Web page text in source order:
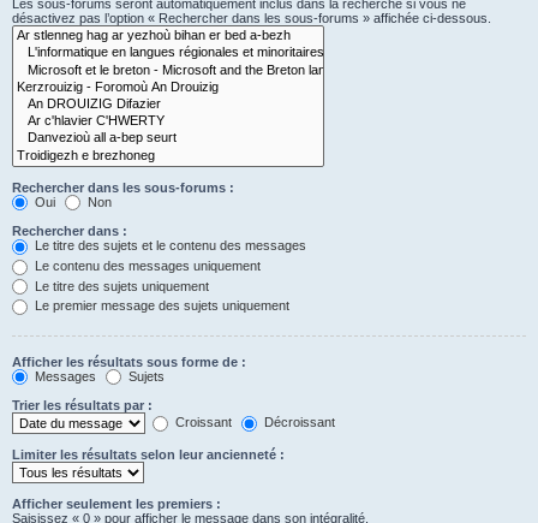
Les sous-forums seront automatiquement inclus dans la recherche si vous ne
désactivez pas l’option « Rechercher dans les sous-forums » affichée ci-dessous.
Rechercher dans les sous-forums :
Oui
Non
Rechercher dans :
Le titre des sujets et le contenu des messages
Le contenu des messages uniquement
Le titre des sujets uniquement
Le premier message des sujets uniquement
Afficher les résultats sous forme de :
Messages
Sujets
Trier les résultats par :
Croissant
Décroissant
Limiter les résultats selon leur ancienneté :
Afficher seulement les premiers :
Saisissez « 0 » pour afficher le message dans son intégralité.